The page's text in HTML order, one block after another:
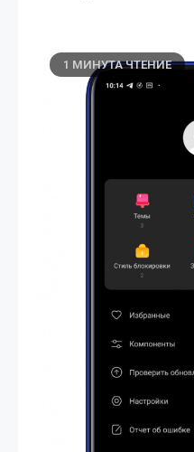
1 МИНУТА ЧТЕНИЕ